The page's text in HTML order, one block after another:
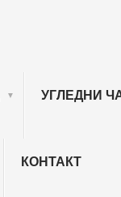
УГЛЕДНИ
КОНТАКТ